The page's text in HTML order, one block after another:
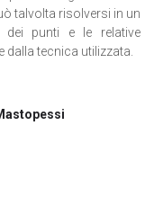
talvolta risolversi in un
punti e le relative
tecnica utilizzata.